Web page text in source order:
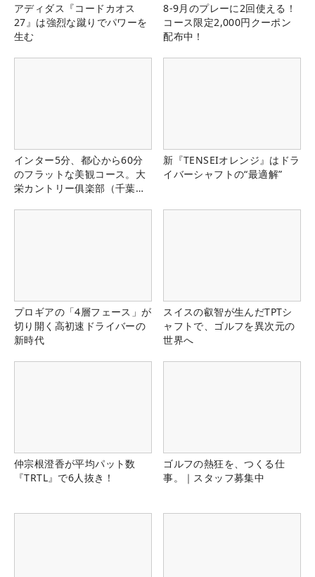
アディダス『コードカオス
27』は強烈な蹴りでパワーを
生む
8-9月のプレーに2回使える！
コース限定2,000円クーポン
配布中！
インター5分、都心から60分
のフラットな美観コース。大
栄カントリー俱楽部（千葉
新『TENSEIオレンジ』はドラ
イバーシャフトの“最適解”
プロギアの「4層フェース」が
切り開く高初速ドライバーの
新時代
スイスの叡智が生んだTPTシ
ャフトで、ゴルフを異次元の
世界へ
仲宗根澄香が平均パット数
『TRTL』で6人抜き！
ゴルフの熱狂を、つくる仕
事。｜スタッフ募集中